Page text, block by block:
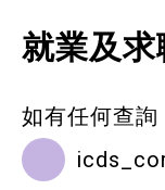
就業及求
如有任何查詢